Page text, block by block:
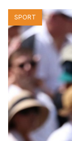
SPORT